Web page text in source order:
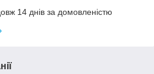
14 днів за домовленістю